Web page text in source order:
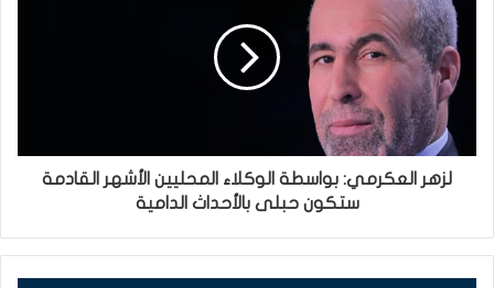
لزهر العكرمي: بواسطة الوكلاء المحليين الأشهر القادمة
ستكون حبلى بالأحداث الدامية